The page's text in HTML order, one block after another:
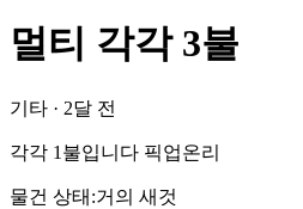
멀티 각각 3불
기타 · 2달 전
각각 1불입니다 픽업온리
물건 상태 :거의 새것